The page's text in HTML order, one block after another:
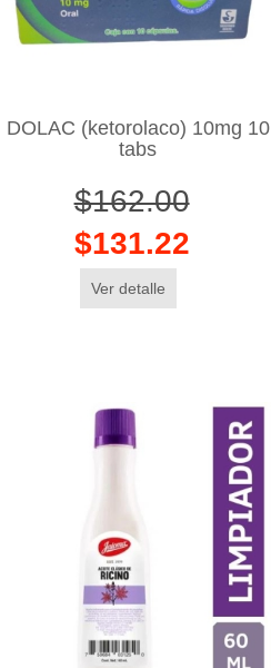
DOLAC (ketorolaco) 10mg 10
tabs
$162.00
$131.22
Ver detalle